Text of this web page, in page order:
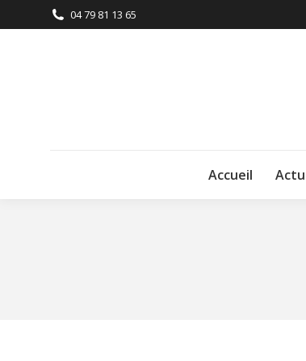
04 79 81 13 65
Accueil Actu